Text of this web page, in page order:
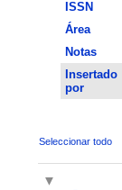
ISSN
Área
Notas
Insertado
por
Seleccionar todo